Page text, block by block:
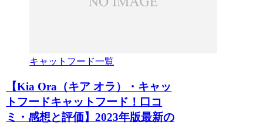
キャットフード一覧
【Kia Ora（キア オラ）・キャッ
トフードキャットフード！口コ
ミ・感想と評価】2023年版最新の